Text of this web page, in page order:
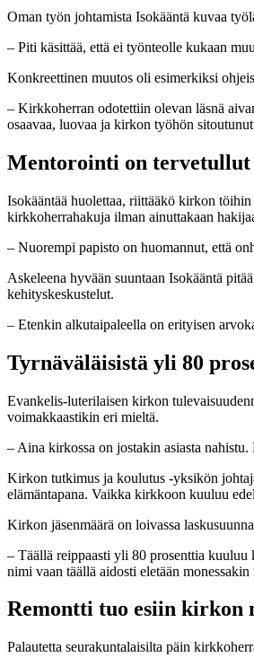
Oman työn johtamista Isokääntä kuvaa
– Piti käsittää, että ei työnteolle kukaan
Konkreettinen muutos oli esimerkiksi
– Kirkkoherran odotettiin olevan läsnä
osaavaa, luovaa ja kirkon työhön
Mentorointi on tervetullut
Isokääntää huolettaa, riittääkö kirkon
kirkkoherrahakuja ilman ainuttakaan
– Nuorempi papisto on huomannut, että
Askeleena hyvään suuntaan Isokääntä
kehityskeskustelut.
– Etenkin alkutaipaleella on erityisen
Tyrnäväläisistä yli 80
Evankelis-luterilaisen kirkon
voimakkaastikin eri mieltä.
– Aina kirkossa on jostakin asiasta
Kirkon tutkimus ja koulutus -yksikön
elämäntapana. Vaikka kirkkoon kuuluu
Kirkon jäsenmäärä on loivassa
– Täällä reippaasti yli 80 prosenttia kuuluu
nimi vaan täällä aidosti eletään
Remontti tuo esiin kirkon
Palautetta seurakuntalaisilta päin